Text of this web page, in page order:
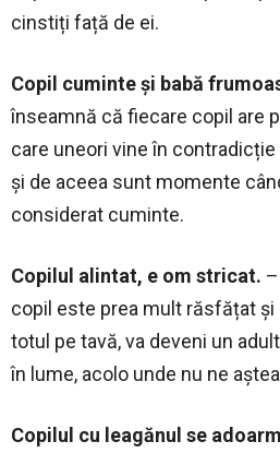
cinstiți față de ei.
Copil cuminte și babă
înseamnă că fiecare copil are
care uneori vine în
și de aceea sunt momente
considerat cuminte.
Copilul alintat, e om stricat.
copil este prea mult răsfățat
totul pe tavă, va deveni un
în lume, acolo unde nu ne
Copilul cu leagănul se